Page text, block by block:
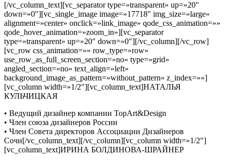
[/vc_column_text][vc_separator type=»transparent» up=»20″
down=»0″][vc_single_image image=»17718″ img_size=»large»
alignment=»center» onclick=»link_image» qode_css_animation=»»
qode_hover_animation=»zoom_in»][vc_separator
type=»transparent» up=»20″ down=»0″][/vc_column][/vc_row]
[vc_row css_animation=»» row_type=»row»
use_row_as_full_screen_section=»no» type=»grid»
angled_section=»no» text_align=»left»
background_image_as_pattern=»without_pattern» z_index=»»]
[vc_column width=»1/2″][vc_column_text]НАТАЛЬЯ
КУЛЬЧИЦКАЯ
• Ведущий дизайнер компании TopArt&Design
• Член союза дизайнеров России
• Член Совета директоров Ассоциации Дизайнеров
Сочи[/vc_column_text][/vc_column][vc_column width=»1/2″]
[vc_column_text]ИРИНА БОЛДИНОВА-ШРАЙНЕР